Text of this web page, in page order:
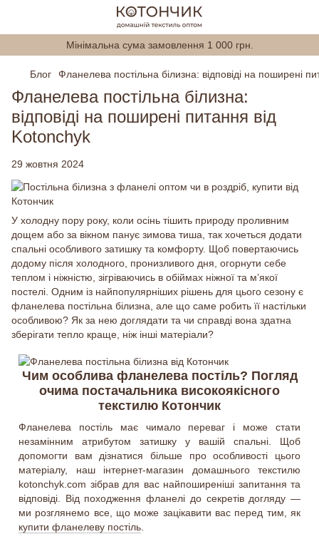
Мінімальна сума замовлення 1 000 грн.
Блог Фланелева постільна білизна: відповіді на поширені
Фланелева постільна білизна:
відповіді на поширені питання від
Kotonchyk
29 жовтня 2024
У холодну пору року, коли осінь тішить природу проливним
дощем або за вікном панує зимова тиша, так хочеться додати
спальні особливого затишку та комфорту. Щоб повертаючись
додому після холодного, пронизливого дня, огорнути себе
теплом і ніжністю, зігріваючись в обіймах ніжної та м’якої
постелі. Одним із найпопулярніших рішень для цього сезону є
фланелева постільна білизна, але що саме робить її настільки
особливою? Як за нею доглядати та чи справді вона здатна
зберігати тепло краще, ніж інші матеріали?
Чим особлива фланелева постіль? Погляд
очима постачальника високоякісного
текстилю Котончик
Фланелева постіль має чимало переваг і може стати
незамінним атрибутом затишку у вашій спальні. Щоб
допомогти вам дізнатися більше про особливості цього
матеріалу, наш інтернет-магазин домашнього текстилю
kotonchyk.com зібрав для вас найпоширеніші запитання та
відповіді. Від походження фланелі до секретів догляду —
ми розглянемо все, що може зацікавити вас перед тим, як
купити фланелеву постіль